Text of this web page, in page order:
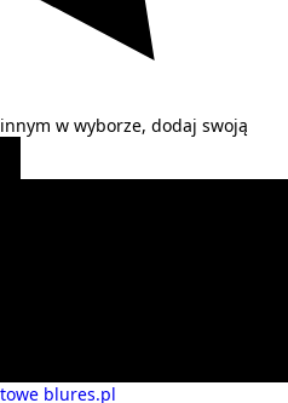
w wyborze, dodaj swoją
blures.pl